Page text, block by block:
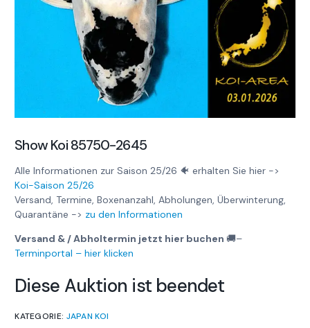
Show Koi 85750-2645
Alle Informationen zur Saison 25/26 🐠 erhalten Sie hier ->
Koi-Saison 25/26
Versand, Termine, Boxenanzahl, Abholungen, Überwinterung,
Quarantäne -> zu den Informationen
Versand & / Abholtermin jetzt hier buchen 🚚–
Terminportal – hier klicken
Diese Auktion ist beendet
KATEGORIE: JAPAN KOI